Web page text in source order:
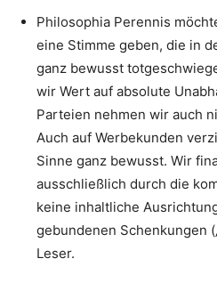
Philosophia Perennis
eine Stimme geben, die in
ganz bewusst
wir Wert auf absolute
Parteien nehmen wir auch
Auch auf Werbekunden
Sinne ganz bewusst. Wir
ausschließlich durch die
keine inhaltliche
gebundenen Schenkungen
Leser.